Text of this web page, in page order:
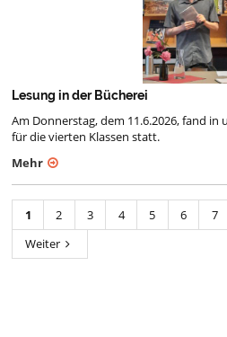
Lesung in der Bücherei
Am Donnerstag, dem 11.6.2026, fand in
für die vierten Klassen statt.
Mehr
1 2 3 4 5 6 7
Weiter